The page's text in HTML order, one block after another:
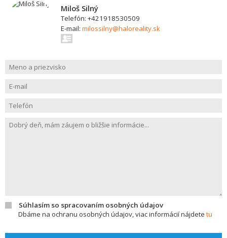
Miloš Silný
Telefón: +421918530509
E-mail: milossilny@haloreality.sk
Súhlasím so spracovaním osobných údajov
Dbáme na ochranu osobných údajov, viac informácií nájdete tu